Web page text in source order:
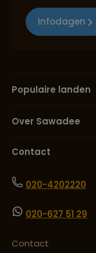
Infodagen
Populaire landen
Over Sawadee
Contact
020-4202220
020-627 51 29
Contact